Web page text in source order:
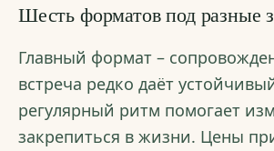
Шесть форматов под разные
Главный формат –
встреча редко даёт
регулярный ритм помогает
закрепиться в жизни. Цены